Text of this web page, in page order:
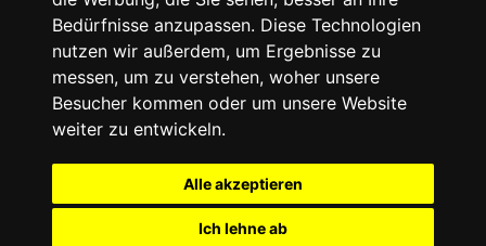
Bedürfnisse anzupassen. Diese Technologien
nutzen wir außerdem, um Ergebnisse zu
messen, um zu verstehen, woher unsere
Besucher kommen oder um unsere Website
weiter zu entwickeln.
Alle akzeptieren
Ich lehne ab